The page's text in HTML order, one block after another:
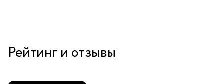
Рейтинг и отзывы